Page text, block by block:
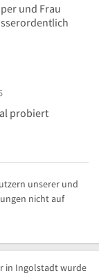
und Frau
probiert
unserer und
nicht auf
in Ingolstadt wurde